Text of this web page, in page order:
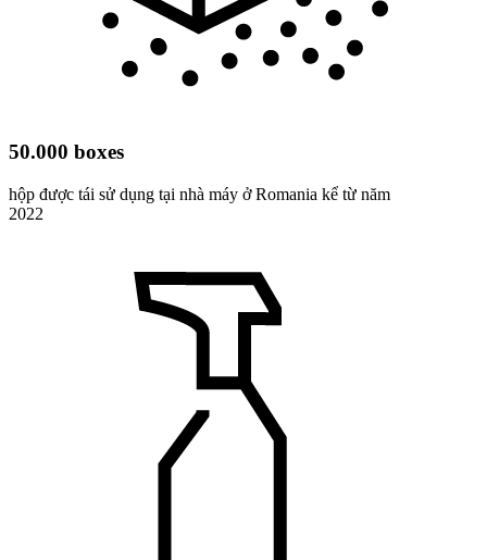
50.000 boxes
hộp được tái sử dụng tại nhà máy ở Romania kể từ năm
2022